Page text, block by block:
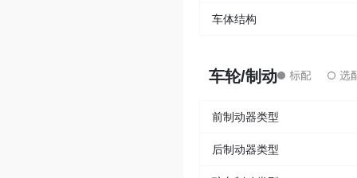
车体结构
车轮/制动
前制动器类型
后制动器类型